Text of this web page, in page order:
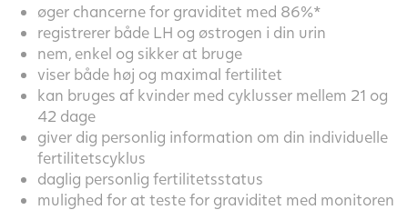
øger chancerne for graviditet med 86%*
registrerer både LH og østrogen i din urin
nem, enkel og sikker at bruge
viser både høj og maximal fertilitet
kan bruges af kvinder med cyklusser mellem 21 og
42 dage
giver dig personlig information om din individuelle
fertilitetscyklus
daglig personlig fertilitetsstatus
mulighed for at teste for graviditet med monitoren